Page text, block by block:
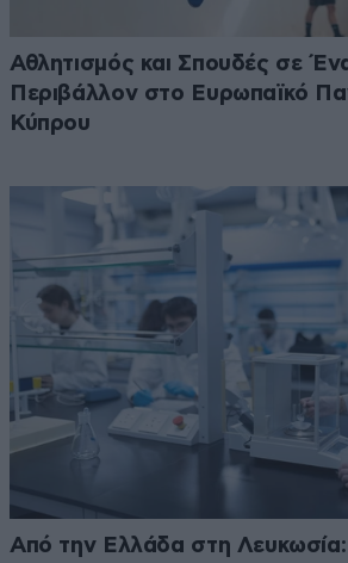
Αθλητισμός και Σπουδές σε
Περιβάλλον στο Ευρωπαϊκό
Κύπρου
Από την Ελλάδα στη Λευκωσία: